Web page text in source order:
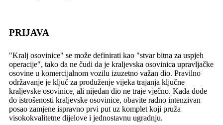
PRIJAVA
"Kralj osovinice" se može definirati kao "stvar bitna za uspjeh
operacije", tako da ne čudi da je kraljevska osovinica upravljačke
osovine u komercijalnom vozilu izuzetno važan dio. Pravilno
održavanje je ključ za produženje vijeka trajanja ključne
kraljevske osovinice, ali nijedan dio ne traje vječno. Kada dođe
do istrošenosti kraljevske osovinice, obavite radno intenzivan
posao zamjene ispravno prvi put uz komplet koji pruža
visokokvalitetne dijelove i jednostavnu ugradnju.